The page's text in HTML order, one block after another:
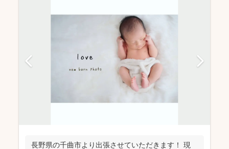
長野県の千曲市より出張させていただきます！ 現